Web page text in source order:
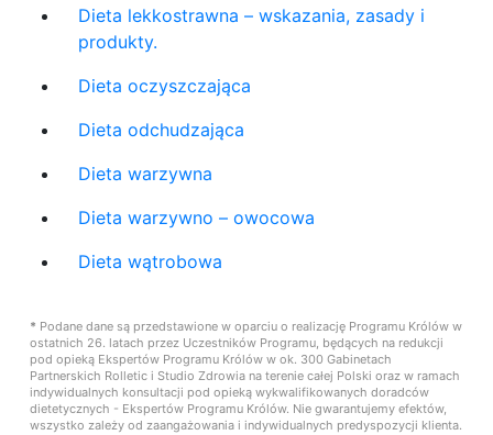
Dieta lekkostrawna – wskazania, zasady i
produkty.
Dieta oczyszczająca
Dieta odchudzająca
Dieta warzywna
Dieta warzywno – owocowa
Dieta wątrobowa
* Podane dane są przedstawione w oparciu o realizację Programu Królów w
ostatnich 26. latach przez Uczestników Programu, będących na redukcji
pod opieką Ekspertów Programu Królów w ok. 300 Gabinetach
Partnerskich Rolletic i Studio Zdrowia na terenie całej Polski oraz w ramach
indywidualnych konsultacji pod opieką wykwalifikowanych doradców
dietetycznych - Ekspertów Programu Królów. Nie gwarantujemy efektów,
wszystko zależy od zaangażowania i indywidualnych predyspozycji klienta.